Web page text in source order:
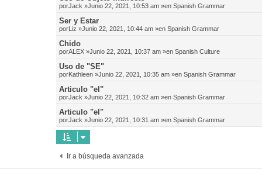
porJack »Junio 22, 2021, 10:53 am »en Spanish Grammar
Ser y Estar
porLiz »Junio 22, 2021, 10:44 am »en Spanish Grammar
Chido
porALEX »Junio 22, 2021, 10:37 am »en Spanish Culture
Uso de "SE"
porKathleen »Junio 22, 2021, 10:35 am »en Spanish Grammar
Articulo "el"
porJack »Junio 22, 2021, 10:32 am »en Spanish Grammar
Articulo "el"
porJack »Junio 22, 2021, 10:31 am »en Spanish Grammar
Ir a búsqueda avanzada